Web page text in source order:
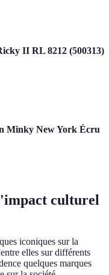
II RL 8212 (500313)
Minky New York Écru
culturel
iconiques sur la
elles sur différents
quelques marques